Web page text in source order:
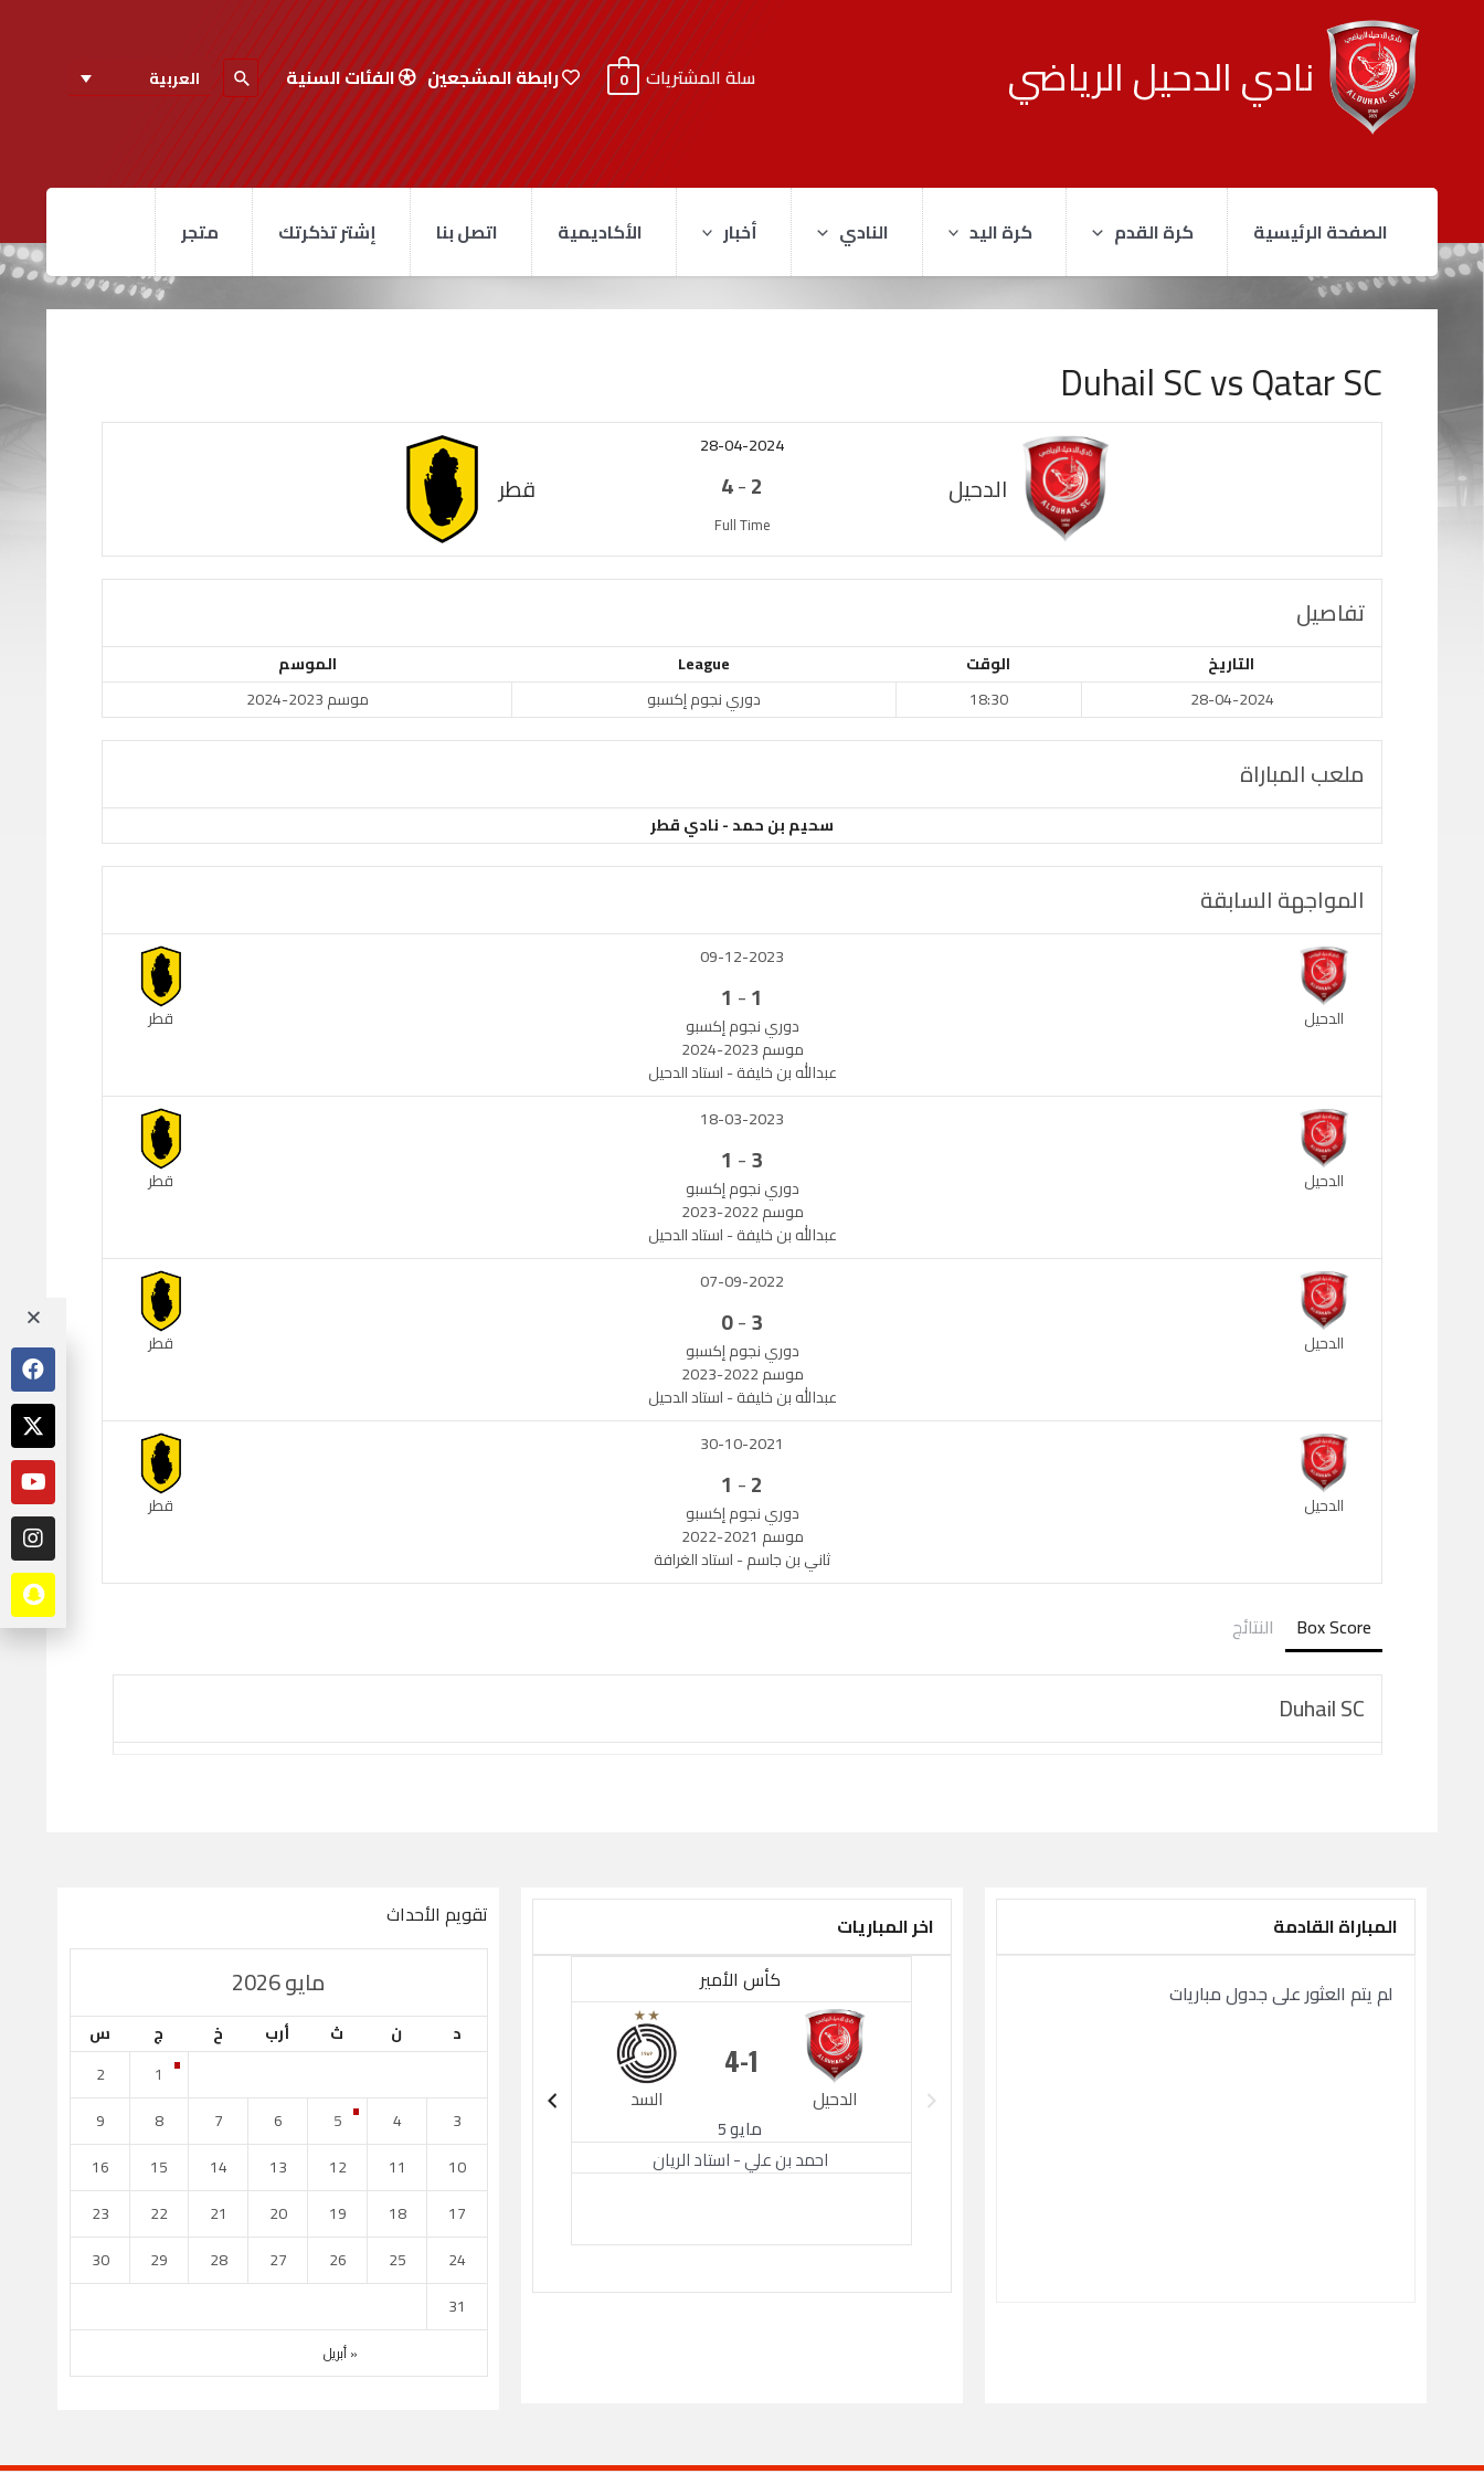
نادي الدحيل الرياضي سلة المشتريات 0 رابطة المشجعين الفئات السنية العربية
الصفحة الرئيسية كرة القدم كرة اليد النادي أخبار الأكاديمية اتصل بنا إشتر تذكرتك متجر
Duhail SC vs Qatar SC
الدحيل قطر
28-04-2024
2
-
4
Full Time
تفاصيل
التاريخ الوقت League
الموسم
28-04-2024
18:30 دوري نجوم إكسبو موسم 2023-2024
ملعب المباراة
سحيم بن حمد - نادي قطر
المواجهة السابقة
الدحيل قطر
09-12-2023
1
-
1
دوري نجوم إكسبو
موسم 2023-2024
عبدالله بن خليفة - استاد الدحيل
الدحيل قطر
18-03-2023
3
-
1
دوري نجوم إكسبو
موسم 2022-2023
عبدالله بن خليفة - استاد الدحيل
الدحيل قطر
07-09-2022
3
-
0
دوري نجوم إكسبو
موسم 2022-2023
عبدالله بن خليفة - استاد الدحيل
الدحيل قطر
30-10-2021
2
-
1
دوري نجوم إكسبو
موسم 2021-2022
ثاني بن جاسم - استاد الغرافة
Box Score النتائج
Duhail SC
المباراة القادمة
لم يتم العثور على جدول مباريات
اخر المباريات
كأس الأمير
الدحيل
1
السد
4
مايو 5
احمد بن علي - استاد الريان
الدحيل
4
العربي
0
مايو 1
استاد جاسم بن حمد
الدحيل
2
استاد خليفة
تقويم الأحداث
مايو 2026
د ن ث أرب خ ج س
« أبريل
1
2
3
4
5
6
7
8
9
10
11
12
13
14
15
16
17
18
19
20
21
22
23
24
25
26
27
28
29
30
31